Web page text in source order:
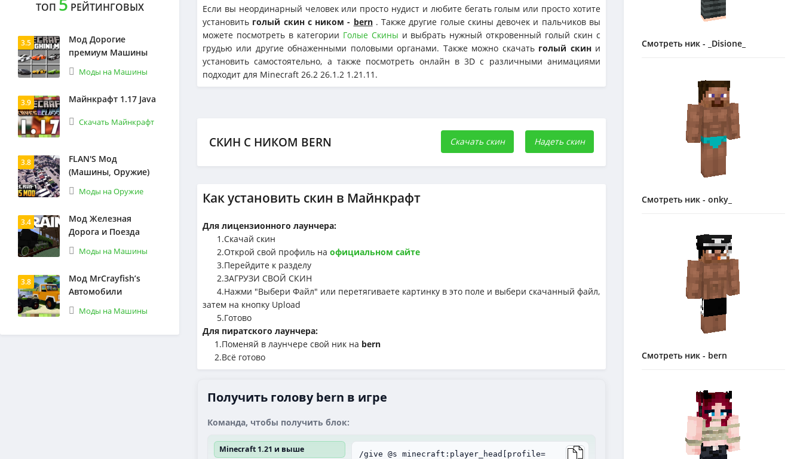
ТОП РЕЙТИНГОВЫХ
3.5
Мод Дорогие
премиум Машины
Моды на Машины
3.9 Майнкрафт 1.17 Java
Скачать Майнкрафт
3.8
FLAN'S Мод
(Машины, Оружие)
Моды на Оружие
3.4
Мод Железная
Дорога и Поезда
Моды на Машины
3.8
Мод MrCrayfish’s
Автомобили
Моды на Машины
Если вы неординарный человек или просто нудист и любите бегать голым или просто хотите
установить голый скин с ником - bern. Также другие голые скины девочек и пальчиков вы
можете посмотреть в категории Голые Скины и выбрать нужный откровенный голый скин с
грудью или другие обнаженными половыми органами. Также можно скачать голый скини
установить самостоятельно, а также посмотреть онлайн в 3D с различными анимациями
подходит для Minecraft 26.2 26.1.2 1.21.11.
СКИН С НИКОМ BERN Скачать скин Надеть скин
Как установить скин в Майнкрафт
Для лицензионного лаунчера:
1.Cкачай скин
2.Открой свой профиль на официальном сайте
3.Перейдите к разделу
2.ЗАГРУЗИ СВОЙ СКИН
4.Нажми "Выбери Файл" или перетягиваете картинку в это поле и выбери скачанный файл,
затем на кнопку Upload
5.Готово
Для пиратского лаунчера:
1.Поменяй в лаунчере свой ник на bern
2.Всё готово
Получить голову bern в игре
Команда, чтобы получить блок:
Minecraft 1.21 и выше
/give @s minecraft:player_head[profile=
Смотреть ник - _Disione_
Смотреть ник - onky_
Смотреть ник - bern